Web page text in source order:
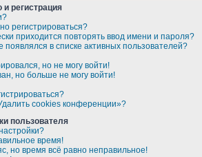
регистрация
регистрироваться?
приходится повторять ввод имени и пароля?
появлялся в списке активных пользователей?
но не могу войти!
но больше не могу войти!
cookies конференции»?
пользователя
время!
но время всё равно неправильное!